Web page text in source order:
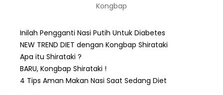
Kongbap
Inilah Pengganti Nasi Putih Untuk Diabetes
NEW TREND DIET dengan Kongbap Shirataki
Apa itu Shirataki ?
BARU, Kongbap Shirataki !
4 Tips Aman Makan Nasi Saat Sedang Diet